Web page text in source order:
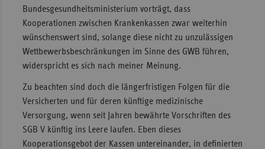
Bundesgesundheitsministerium vorträgt, dass
Kooperationen zwischen Krankenkassen zwar weiterhin
wünschenswert sind, solange diese nicht zu unzulässigen
Wettbewerbsbeschränkungen im Sinne des GWB führen,
widerspricht es sich nach meiner Meinung.
Zu beachten sind doch die längerfristigen Folgen für die
Versicherten und für deren künftige medizinische
Versorgung, wenn seit Jahren bewährte Vorschriften des
SGB V künftig ins Leere laufen. Eben dieses
Kooperationsgebot der Kassen untereinander, in definierten